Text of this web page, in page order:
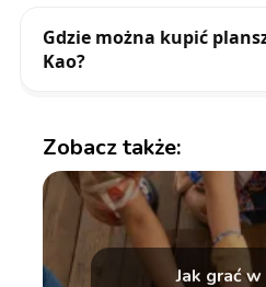
Gdzie można kupić
Kao?
Zobacz także:
Jak grać w